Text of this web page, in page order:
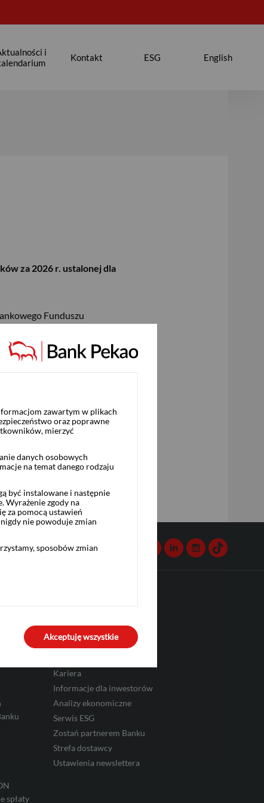
i
Kontakt ESG English
za 2026 r. ustalonej dla
Funduszu
2026 r.
Kontakt FacebookTwitterYoutubeLinkedinInstagram
TikTok
spłaty
Infolinia: 519 222 222
Aktualności
Kariera
Informacje dla inwestorów
Analizy ekonomiczne
Serwis ESG
Zostań partnerem Banku
Strefa dostawcy
Ustawienia newslettera
zawartym w plikach
oraz poprawne
mierzyć
danych osobowych
na temat danego rodzaju
być instalowane i następnie
Wyrażenie zgody na
za pomocą ustawień
nie powoduje zmian
sposobów zmian
Akceptuję wszystkie